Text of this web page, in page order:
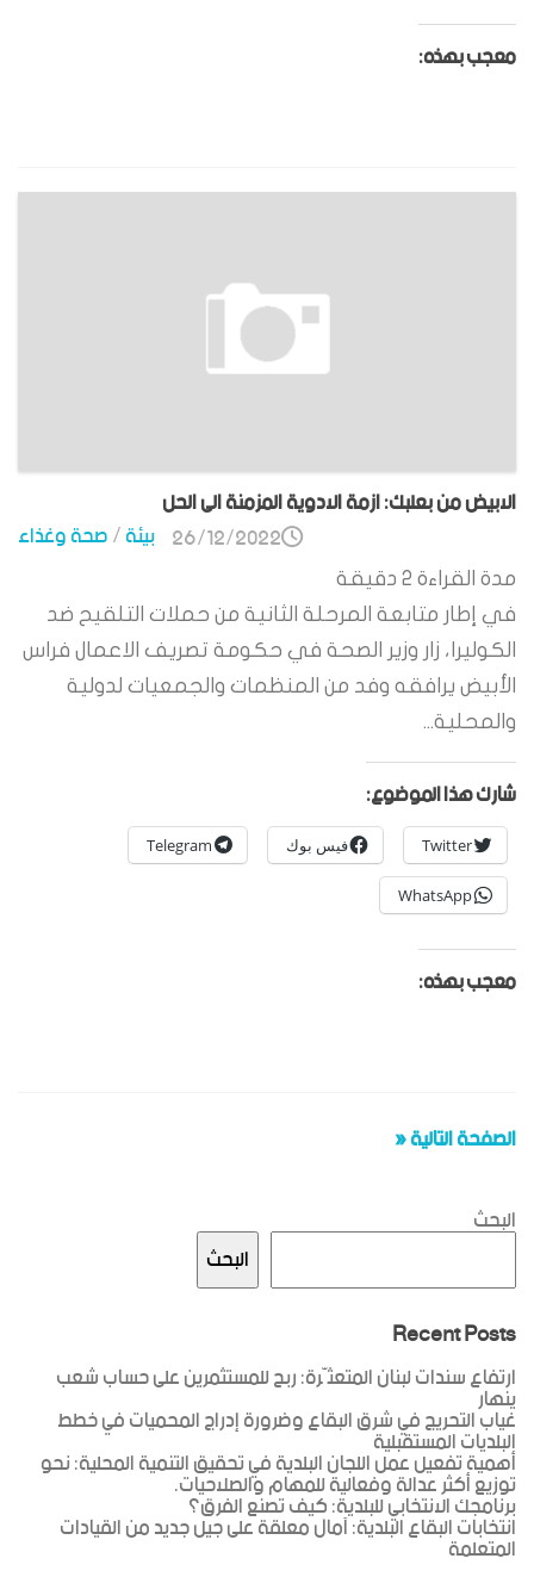
معجب بهذه:
الابيض من بعلبك: ازمة الادوية المزمنة الى الحل
بيئة/صحة وغذاء 26/12/2022
مدة القراءة 2 دقيقة
في إطار متابعة المرحلة الثانية من حملات التلقيح ضد
الكوليرا، زار وزير الصحة في حكومة تصريف الاعمال فراس
الأبيض يرافقه وفد من المنظمات والجمعيات لدولية
والمحلية...
شارك هذا الموضوع:
Twitter فيس بوك Telegram
WhatsApp
معجب بهذه:
الصفحة التالية «
البحث
البحث
Recent Posts
ارتفاع سندات لبنان المتعثّرة: ربح للمستثمرين على حساب شعب
ينهار
غياب التحريج في شرق البقاع وضرورة إدراج المحميات في خطط
البلديات المستقبلية
أهمية تفعيل عمل اللجان البلدية في تحقيق التنمية المحلية: نحو
توزيع أكثر عدالة وفعالية للمهام والصلاحيات.
برنامجك الانتخابي للبلدية: كيف تصنع الفرق؟
انتخابات البقاع البلدية: آمال معلقة على جيل جديد من القيادات
المتعلمة